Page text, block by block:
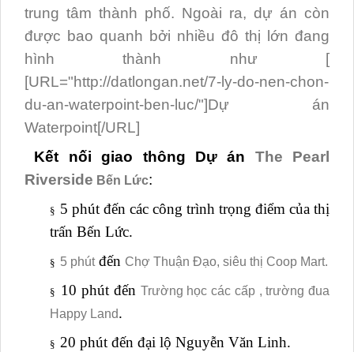
trung tâm thành phố. Ngoài ra, dự án còn
được bao quanh bởi nhiều đô thị lớn đang
hình thành như [
[URL="http://datlongan.net/7-ly-do-nen-chon-
du-an-waterpoint-ben-luc/"]Dự án
Waterpoint[/URL]
Kết nối giao thông
Dự án The Pearl
Riverside Bến Lức:
§ 5 phút đến các công trình trọng điểm của thị
trấn Bến Lức.
§ 5 phútđến Chợ Thuận Đạo, siêu thị Coop Mart.
§ 10 phút đến Trường học các cấp , trường đua
Happy Land.
§ 20 phút đến đại lộ Nguyễn Văn Linh.